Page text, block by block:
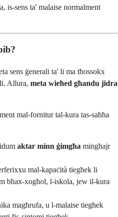
is-sens ta' malaise normalment
sens ġenerali ta' li ma tħossokx
Allura, meta wieħed għandu jidra
mal-fornitur tal-kura tas-saħħa
aktar minn ġimgħa mingħajr
mal-kapaċità tiegħek li
bħax-xogħol, l-iskola, jew il-kura
magħrufa, u l-malaise tiegħek